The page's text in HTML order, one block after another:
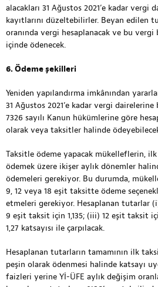
alacakları 31 Ağustos 2021’e kadar vergi
kayıtlarını düzeltebilirler. Beyan edilen
oranında vergi hesaplanacak ve bu vergi
içinde ödenecek.
6. Ödeme şekilleri
Yeniden yapılandırma imkânından
31 Ağustos 2021’e kadar vergi
7326 sayılı Kanun hükümlerine göre
olarak veya taksitler halinde
Taksitle ödeme yapacak mükelleflerin,
ödemek üzere ikişer aylık dönemler
ödemeleri gerekiyor. Bu durumda,
9, 12 veya 18 eşit taksitte ödeme
etmeleri gerekiyor. Hesaplanan tutarlar
9 eşit taksit için 1,135; (iii) 12 eşit taksit
1,27 katsayısı ile çarpılacak.
Hesaplanan tutarların tamamının ilk
peşin olarak ödenmesi halinde katsayı
faizleri yerine Yİ-ÜFE aylık değişim